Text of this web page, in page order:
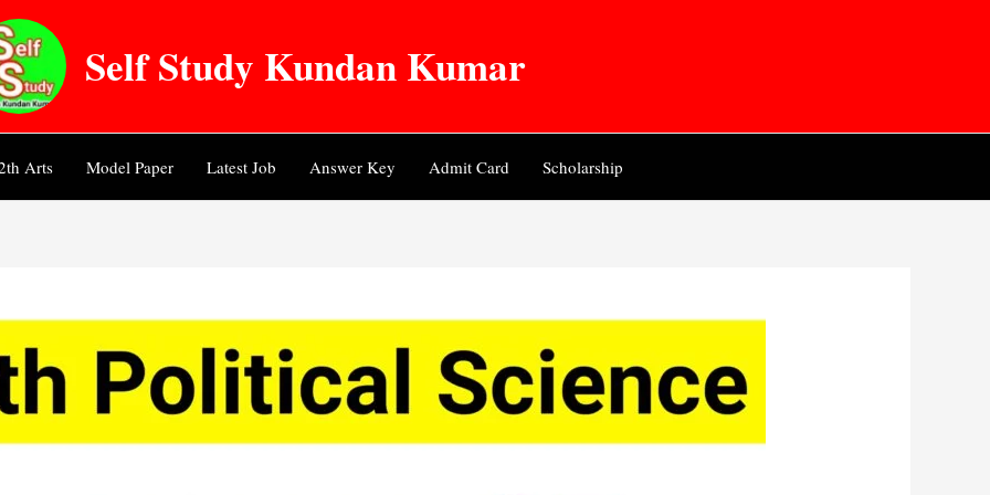
Self Study Kundan Kumar
Arts Model Paper Latest Job Answer Key Admit Card Scholarship